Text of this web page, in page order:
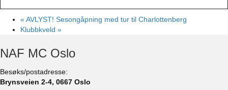
« AVLYST! Sesongåpning med tur til Charlottenberg
Klubbkveld »
NAF MC Oslo
Besøks/postadresse:
Brynsveien 2-4, 0667 Oslo